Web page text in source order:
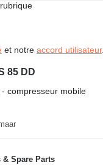
et notre accord utilisateur.
85 DD
compresseur mobile
& Spare Parts